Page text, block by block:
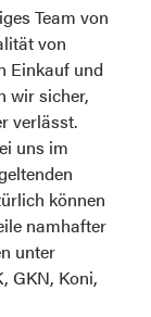
Team von
von
Einkauf und
wir sicher,
verlässt.
uns im
können
namhafter
unter
GKN, Koni,